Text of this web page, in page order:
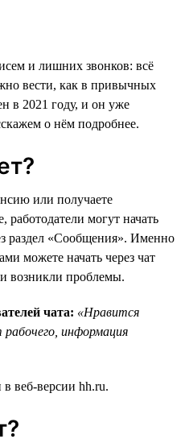
и лишних звонков: всё
вести, как в привычных
в 2021 году, и он уже
о нём подробнее.
или получаете
работодатели могут начать
раздел «Сообщения». Именно
можете начать через чат
возникли проблемы.
чата: «Нравится
рабочего, информация
веб-версии hh.ru.